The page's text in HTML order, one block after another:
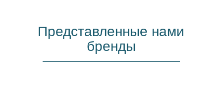
Представленные нами
бренды